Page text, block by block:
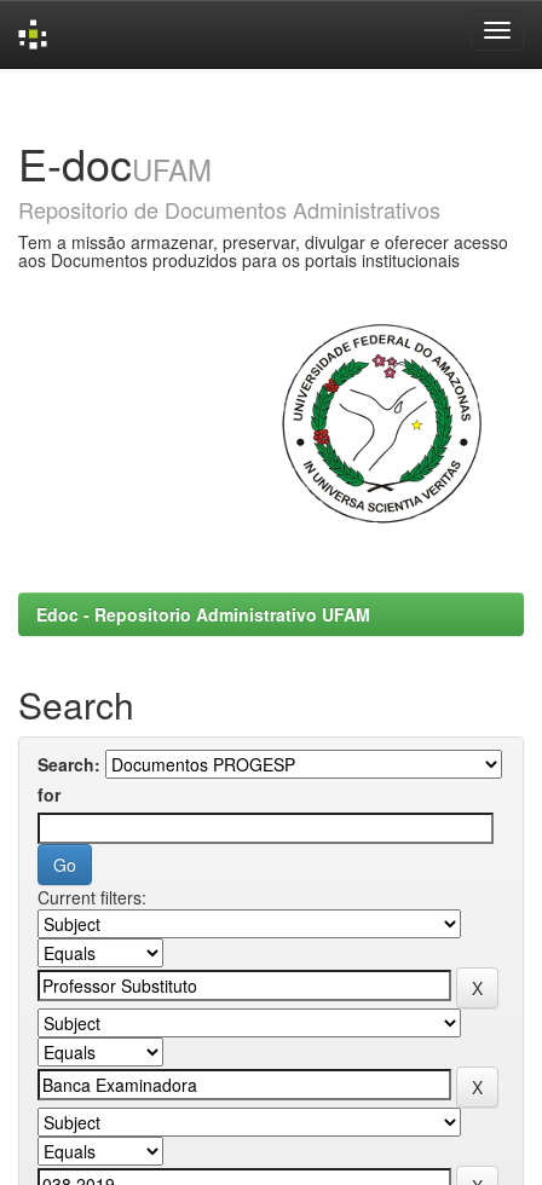
E-docUFAM
Repositorio de Documentos Administrativos
Tem a missão armazenar, preservar, divulgar e oferecer acesso
aos Documentos produzidos para os portais institucionais
Edoc - Repositorio Administrativo UFAM
Search
Search:
for
Current filters: